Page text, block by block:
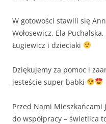
W gotowości stawili się
Wołosewicz, Ela
Ługiewicz i dzieciaki
Dziękujemy za pomoc i
jesteście super babki
Przed Nami Mieszkańcami
do współpracy – świetlica